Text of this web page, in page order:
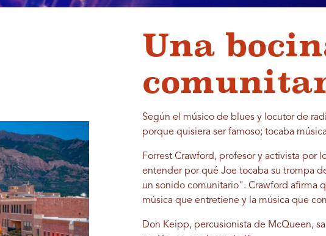
Una
Según el músico de blues y locutor de
porque quisiera ser famoso; tocaba
Forrest Crawford, profesor y activista por
entender por qué Joe tocaba su trompa
un sonido comunitario". Crawford afirma
música que entretiene y la música que
Don Keipp, percusionista de McQueen,